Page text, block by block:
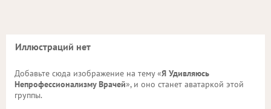
Иллюстраций нет
Добавьте сюда изображение на тему «Я Удивляюсь
Непрофессионализму Врачей», и оно станет аватаркой этой
группы.